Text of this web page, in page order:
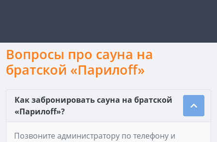
Вопросы про сауна на
братской «Парилоff»
Как забронировать сауна на братской
«Парилоff»?
Позвоните администратору по телефону и